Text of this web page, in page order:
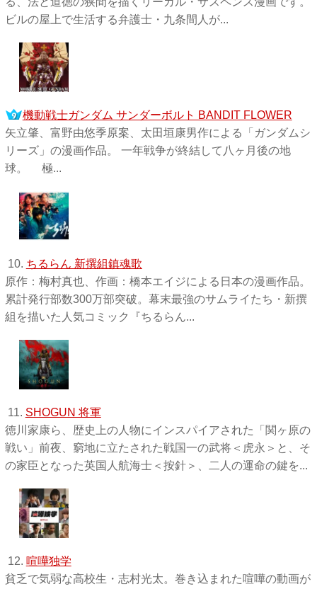
ビルの屋上で生活する弁護士・九条間人が...
機動戦士ガンダム サンダーボルト BANDIT FLOWER
矢立肇、富野由悠季原案、太田垣康男作による「ガンダムシ
リーズ」の漫画作品。 一年戦争が終結して八ヶ月後の地
球。 極...
10. ちるらん 新撰組鎮魂歌
原作：梅村真也、作画：橋本エイジによる日本の漫画作品。
累計発行部数300万部突破。幕末最強のサムライたち・新撰
組を描いた人気コミック『ちるらん...
11. SHOGUN 将軍
徳川家康ら、歴史上の人物にインスパイアされた「関ヶ原の
戦い」前夜、窮地に立たされた戦国一の武将＜虎永＞と、そ
の家臣となった英国人航海士＜按針＞、二人の運命の鍵を...
12. 喧嘩独学
貧乏で気弱な高校生・志村光太。巻き込まれた喧嘩の動画が